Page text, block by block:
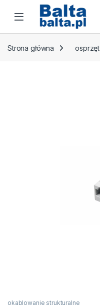
Skip to navigation
Skip to content
Open
Strona główna osprzęt
okablowanie strukturalne